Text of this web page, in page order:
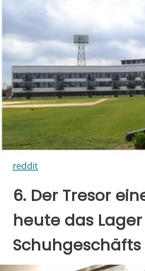
reddit
6. Der Tresor
heute das
Schuhgeschäfts